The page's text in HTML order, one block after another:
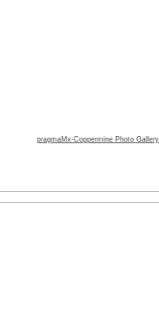
pragmaMx-Coppermine Photo Gallery